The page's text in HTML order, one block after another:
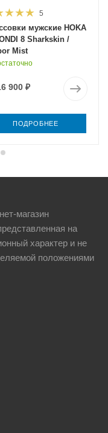
5
мужские HOKA
8 Sharkskin /
Mist
900 ₽
ПОДРОБНЕЕ
магазин
на
характер и не
положениями